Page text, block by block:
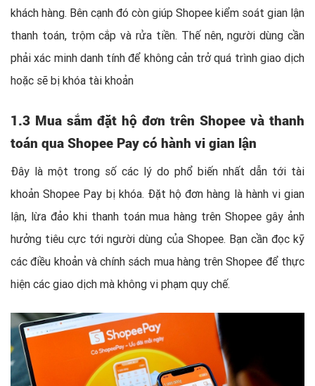
khách hàng. Bên cạnh đó còn giúp Shopee kiểm soát gian lận
thanh toán, trộm cắp và rửa tiền. Thế nên, người dùng cần
phải xác minh danh tính để không cản trở quá trình giao dịch
hoặc sẽ bị khóa tài khoản
1.3 Mua sắm đặt hộ đơn trên Shopee và thanh
toán qua Shopee Pay có hành vi gian lận
Đây là một trong số các lý do phổ biến nhất dẫn tới tài
khoản Shopee Pay bị khóa. Đặt hộ đơn hàng là hành vi gian
lận, lừa đảo khi thanh toán mua hàng trên Shopee gây ảnh
hưởng tiêu cực tới người dùng của Shopee. Bạn cần đọc kỹ
các điều khoản và chính sách mua hàng trên Shopee để thực
hiện các giao dịch mà không vi phạm quy chế.